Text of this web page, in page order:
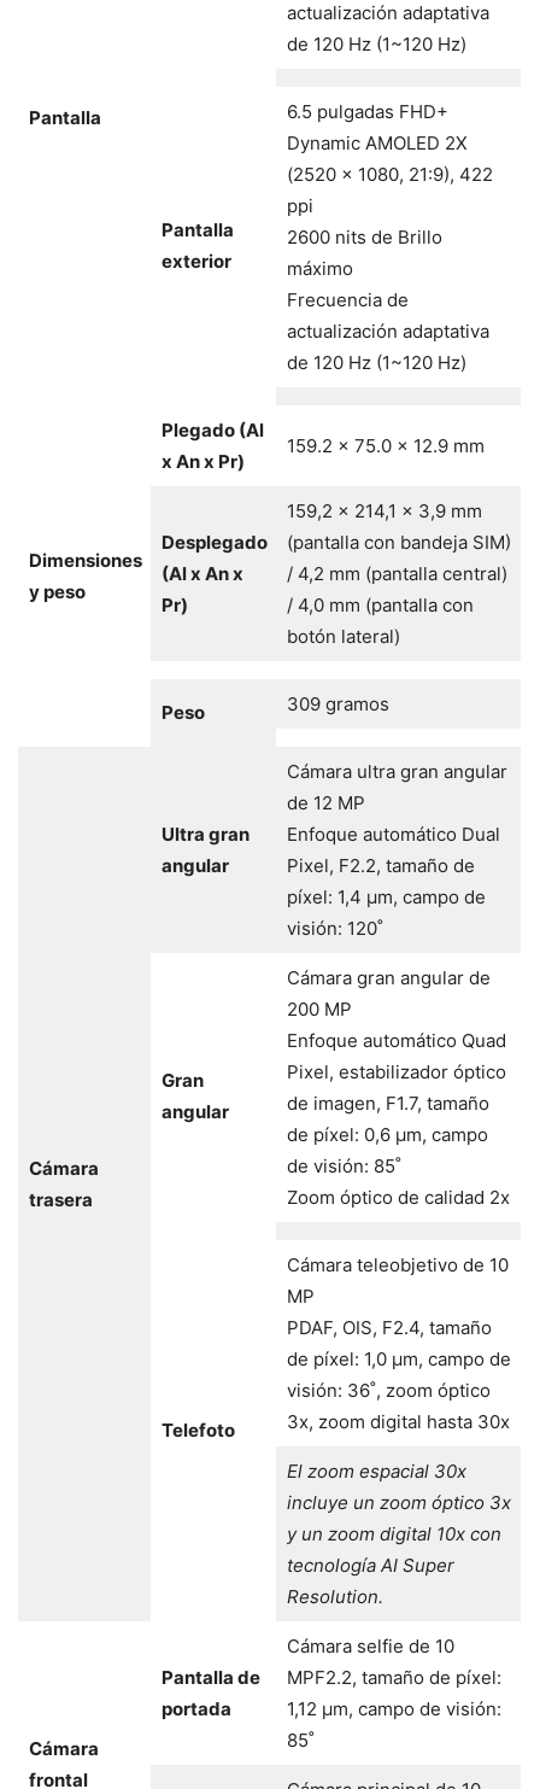
Pantalla
actualización adaptativa
de 120 Hz (1~120 Hz)
Pantalla
exterior
6.5 pulgadas FHD+
Dynamic AMOLED 2X
(2520 x 1080, 21:9), 422
ppi
2600 nits de Brillo
máximo
Frecuencia de
actualización adaptativa
de 120 Hz (1~120 Hz)
Dimensiones
y peso
Plegado (Al
x An x Pr)
159.2 x 75.0 x 12.9 mm
Desplegado
(Al x An x
Pr)
159,2 x 214,1 x 3,9 mm
(pantalla con bandeja SIM)
/ 4,2 mm (pantalla central)
/ 4,0 mm (pantalla con
botón lateral)
Peso 309 gramos
Cámara
trasera
Ultra gran
angular
Cámara ultra gran angular
de 12 MP
Enfoque automático Dual
Pixel, F2.2, tamaño de
píxel: 1,4 μm, campo de
visión: 120˚
Gran
angular
Cámara gran angular de
200 MP
Enfoque automático Quad
Pixel, estabilizador óptico
de imagen, F1.7, tamaño
de píxel: 0,6 μm, campo
de visión: 85˚
Zoom óptico de calidad 2x
Telefoto
Cámara teleobjetivo de 10
MP
PDAF, OIS, F2.4, tamaño
de píxel: 1,0 μm, campo de
visión: 36˚, zoom óptico
3x, zoom digital hasta 30x
El zoom espacial 30x
incluye un zoom óptico 3x
y un zoom digital 10x con
tecnología AI Super
Resolution.
Cámara
frontal
Pantalla de
portada
Cámara selfie de 10
MPF2.2, tamaño de píxel:
1,12 μm, campo de visión:
85˚